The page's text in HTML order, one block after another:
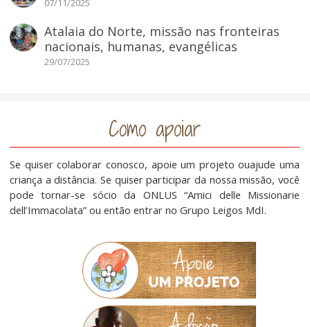
07/11/2025
Atalaia do Norte, missão nas fronteiras
nacionais, humanas, evangélicas
29/07/2025
Como apoiar
Se quiser colaborar conosco, apoie um projeto ouajude uma
criança a distância. Se quiser participar da nossa missão, você
pode tornar-se sócio da ONLUS “Amici delle Missionarie
dell’Immacolata” ou então entrar no Grupo Leigos MdI.